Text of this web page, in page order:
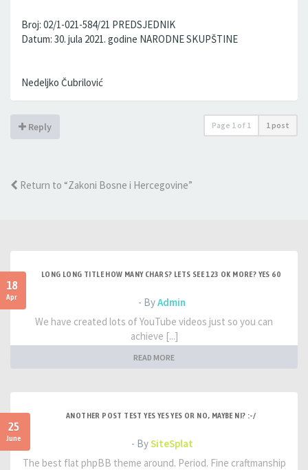
Broj: 02/1-021-584/21 PREDSJEDNIK
Datum: 30. jula 2021. godine NARODNE SKUPŠTINE
Nedeljko Čubrilović
Reply Page 1 of 1 1 post
Return to “Zakoni Bosne i Hercegovine”
18
Apr
LONG LONG TITLE HOW MANY CHARS? LETS SEE 123 OK MORE? YES 60
- ByAdmin
We have created lots of YouTube videos just so you can
achieve [...]
READ MORE
25
June
ANOTHER POST TEST YES YES YES OR NO, MAYBE NI? :-/
- BySiteSplat
The best flat phpBB theme around. Period. Fine craftmanship